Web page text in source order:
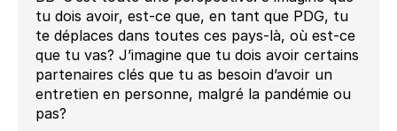
tu dois avoir, est-ce que, en tant que PDG, tu
te déplaces dans toutes ces pays-là, où est-ce
que tu vas? J’imagine que tu dois avoir certains
partenaires clés que tu as besoin d’avoir un
entretien en personne, malgré la pandémie ou
pas?